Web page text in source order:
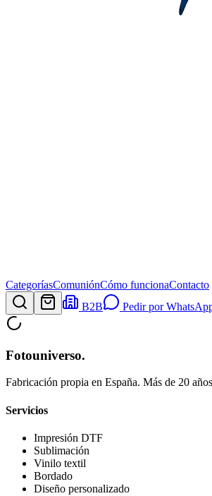
CategoríasComuniónCómo funcionaContacto
B2B
Pedir por
Fotouniverso.
Fabricación propia en España. Más de 20
Servicios
Impresión DTF
Sublimación
Vinilo textil
Bordado
Diseño personalizado